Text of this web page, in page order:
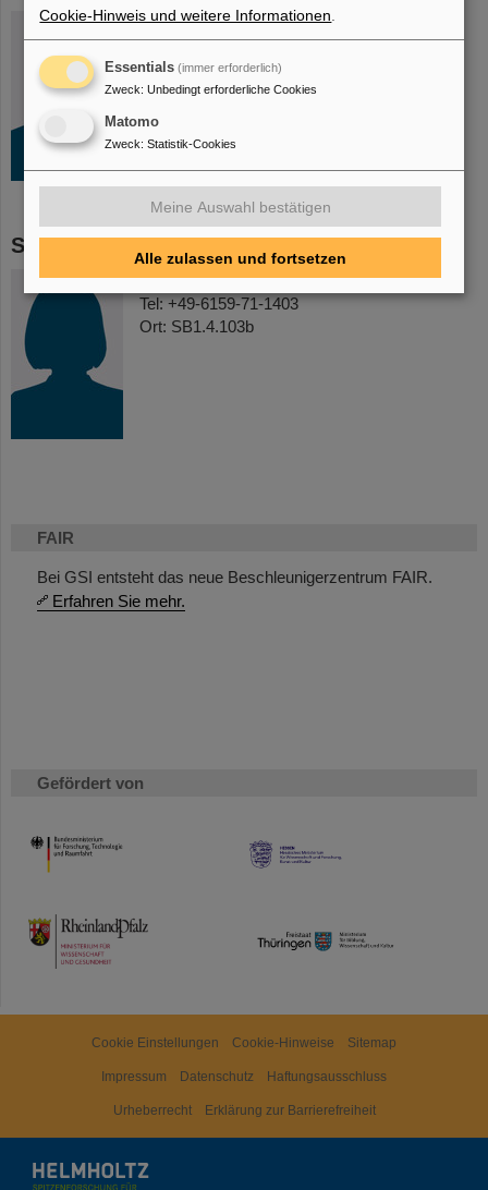
FAIR
Bei GSI entsteht das neue Beschleunigerzentrum FAIR.
Erfahren Sie mehr.
Gefördert von
HMWK
TMWWDG
Dr. Markus Vossberg
Ort: SB1.4.103b
Stellvertretung
Miriam Klich
Tel: +49-6159-71-1403
Ort: SB1.4.103b
Cookie Einstellungen Cookie-Hinweise Sitemap
Impressum Datenschutz Haftungsausschluss
Urheberrecht Erklärung zur Barrierefreiheit
Cookie-Hinweis und weitere Informationen
Essentials (immer erforderlich)
Zweck: Unbedingt erforderliche Cookies
Matomo
Zweck: Statistik-Cookies
Meine Auswahl bestätigen
Alle zulassen und fortsetzen